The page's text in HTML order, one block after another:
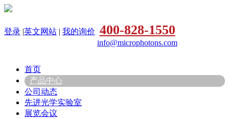
登录 |英文网站 | 我的询价 400-828-1550
info@microphotons.com
首页
产品中心
公司动态
先进光学实验室
展览会议